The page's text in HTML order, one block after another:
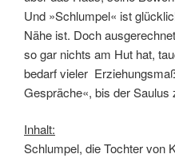
Und »Schlumpel« ist
Nähe ist. Doch
so gar nichts am Hut hat,
bedarf vieler
Gespräche«, bis der Saulus
Inhalt:
Schlumpel, die Tochter von